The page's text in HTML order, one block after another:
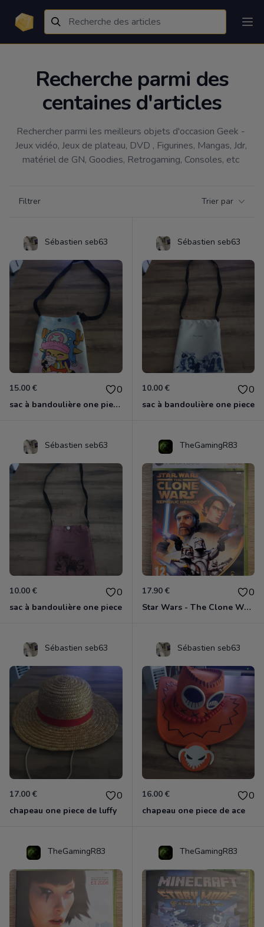
Recherche parmi des
centaines d'articles
Rechercher parmi les meilleurs objets d'occasion Geek -
Jeux vidéo, Jeux de plateau, DVD , Figurines, Mangas, Jdr,
matériel de GN, Goodies, Retrogaming, Consoles, etc
Filtrer Trier par
Sébastien seb63
15.00 € 0
sac à bandoulière one piece chopper
Sébastien seb63
10.00 € 0
sac à bandoulière one piece
Sébastien seb63
10.00 € 0
sac à bandoulière one piece
TheGamingR83
17.90 € 0
Star Wars - The Clone Wars - Les Héros De La République Xbox 360
Sébastien seb63
17.00 € 0
chapeau one piece de luffy
Sébastien seb63
16.00 € 0
chapeau one piece de ace
TheGamingR83 TheGamingR83